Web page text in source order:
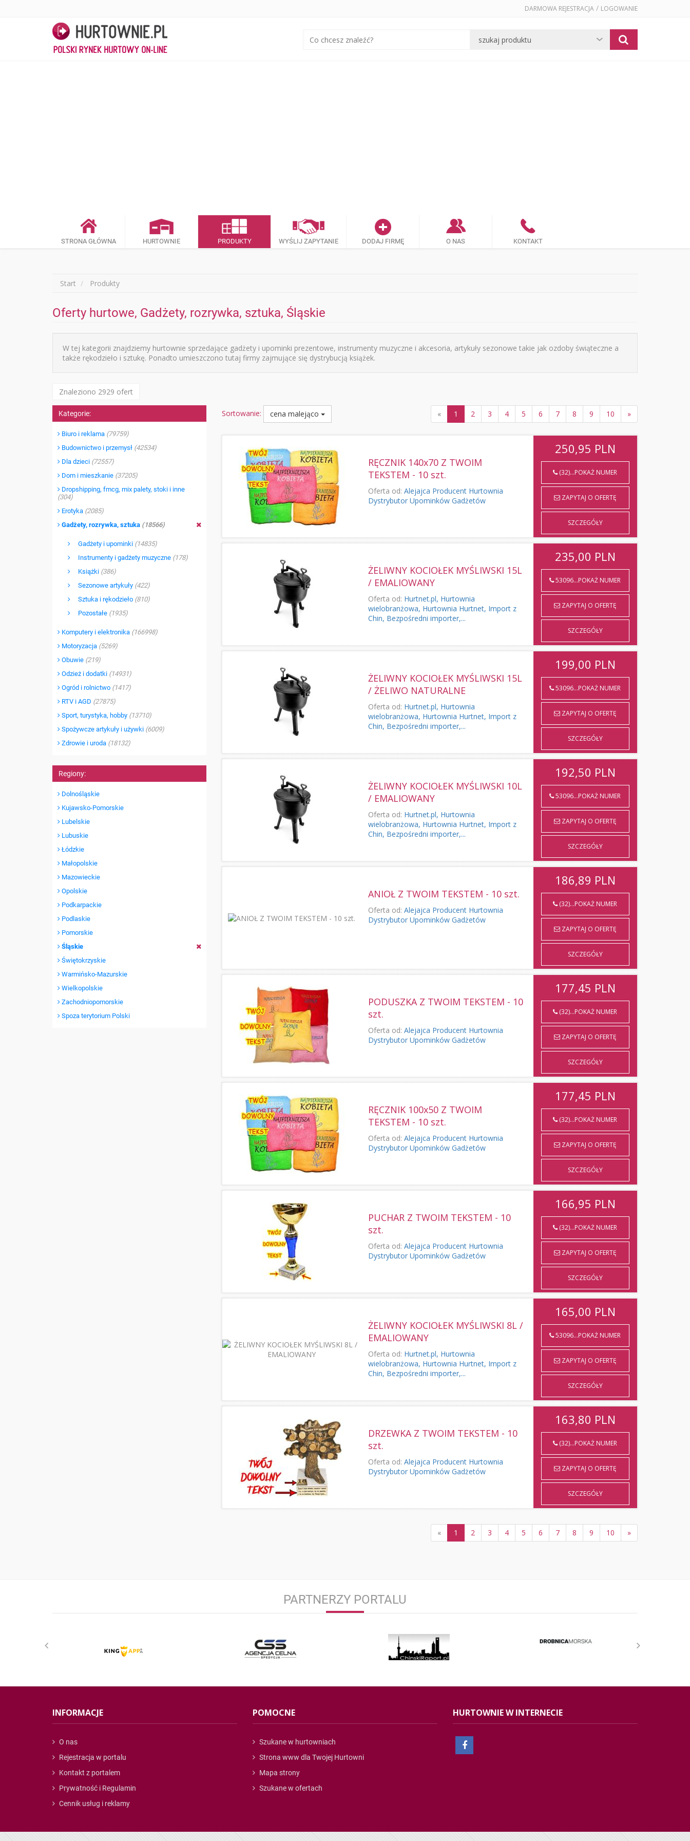
DARMOWA REJESTRACJA / LOGOWANIE
STRONA GŁÓWNA HURTOWNIE PRODUKTY WYŚLIJ ZAPYTANIE DODAJ FIRMĘ O NAS KONTAKT
Start Produkty
Oferty hurtowe, Gadżety, rozrywka, sztuka, Śląskie
W tej kategorii znajdziemy hurtownie sprzedające gadżety i upominki prezentowe, instrumenty muzyczne i akcesoria, artykuły sezonowe takie jak ozdoby świąteczne a
także rękodzieło i sztukę. Ponadto umieszczono tutaj firmy zajmujące się dystrybucją książek.
Znaleziono 2929 ofert
Kategorie:
Biuro i reklama (79759)
Budownictwo i przemysł (42534)
Dla dzieci (72557)
Dom i mieszkanie (37205)
Dropshipping, fmcg, mix palety, stoki i inne
(304)
Erotyka (2085)
Gadżety, rozrywka, sztuka (18566)
Gadżety i upominki (14835)
Instrumenty i gadżety muzyczne (178)
Książki (386)
Sezonowe artykuły (422)
Sztuka i rękodzieło (810)
Pozostałe (1935)
Komputery i elektronika (166998)
Motoryzacja (5269)
Obuwie (219)
Odzież i dodatki (14931)
Ogród i rolnictwo (1417)
RTV i AGD (27875)
Sport, turystyka, hobby (13710)
Spożywcze artykuły i używki (6009)
Zdrowie i uroda (18132)
Regiony:
Dolnośląskie
Kujawsko-Pomorskie
Lubelskie
Lubuskie
Łódzkie
Małopolskie
Mazowieckie
Opolskie
Podkarpackie
Podlaskie
Pomorskie
Śląskie
Świętokrzyskie
Warmińsko-Mazurskie
Wielkopolskie
Zachodniopomorskie
Spoza terytorium Polski
« 1 2 3 4 5 6 7 8 9 10 »
Sortowanie: cena malejąco
RĘCZNIK 140x70 Z TWOIM
TEKSTEM - 10 szt.
Oferta od:Alejajca Producent Hurtownia
Dystrybutor Upominków Gadżetów
250,95 PLN
(32)...POKAŻ NUMER
ZAPYTAJ O OFERTĘ
SZCZEGÓŁY
ŻELIWNY KOCIOŁEK MYŚLIWSKI 15L
/ EMALIOWANY
Oferta od: Hurtnet.pl, Hurtownia
wielobranżowa, Hurtownia Hurtnet, Import z
Chin, Bezpośredni importer,...
235,00 PLN
53096...POKAŻ NUMER
ZAPYTAJ O OFERTĘ
SZCZEGÓŁY
ŻELIWNY KOCIOŁEK MYŚLIWSKI 15L
/ ŻELIWO NATURALNE
Oferta od: Hurtnet.pl, Hurtownia
wielobranżowa, Hurtownia Hurtnet, Import z
Chin, Bezpośredni importer,...
199,00 PLN
53096...POKAŻ NUMER
ZAPYTAJ O OFERTĘ
SZCZEGÓŁY
ŻELIWNY KOCIOŁEK MYŚLIWSKI 10L
/ EMALIOWANY
Oferta od: Hurtnet.pl, Hurtownia
wielobranżowa, Hurtownia Hurtnet, Import z
Chin, Bezpośredni importer,...
192,50 PLN
53096...POKAŻ NUMER
ZAPYTAJ O OFERTĘ
SZCZEGÓŁY
ANIOŁ Z TWOIM TEKSTEM - 10 szt.
Oferta od:Alejajca Producent Hurtownia
Dystrybutor Upominków Gadżetów
186,89 PLN
(32)...POKAŻ NUMER
ZAPYTAJ O OFERTĘ
SZCZEGÓŁY
PODUSZKA Z TWOIM TEKSTEM - 10
szt.
Oferta od:Alejajca Producent Hurtownia
Dystrybutor Upominków Gadżetów
177,45 PLN
(32)...POKAŻ NUMER
ZAPYTAJ O OFERTĘ
SZCZEGÓŁY
RĘCZNIK 100x50 Z TWOIM
TEKSTEM - 10 szt.
Oferta od:Alejajca Producent Hurtownia
Dystrybutor Upominków Gadżetów
177,45 PLN
(32)...POKAŻ NUMER
ZAPYTAJ O OFERTĘ
SZCZEGÓŁY
PUCHAR Z TWOIM TEKSTEM - 10
szt.
Oferta od:Alejajca Producent Hurtownia
Dystrybutor Upominków Gadżetów
166,95 PLN
(32)...POKAŻ NUMER
ZAPYTAJ O OFERTĘ
SZCZEGÓŁY
ŻELIWNY KOCIOŁEK MYŚLIWSKI 8L /
EMALIOWANY
Oferta od: Hurtnet.pl, Hurtownia
wielobranżowa, Hurtownia Hurtnet, Import z
Chin, Bezpośredni importer,...
165,00 PLN
53096...POKAŻ NUMER
ZAPYTAJ O OFERTĘ
SZCZEGÓŁY
DRZEWKA Z TWOIM TEKSTEM - 10
szt.
Oferta od:Alejajca Producent Hurtownia
Dystrybutor Upominków Gadżetów
163,80 PLN
(32)...POKAŻ NUMER
ZAPYTAJ O OFERTĘ
SZCZEGÓŁY
« 1 2 3 4 5 6 7 8 9 10 »
PARTNERZY PORTALU
INFORMACJE
O nas
Rejestracja w portalu
Kontakt z portalem
Prywatność i Regulamin
Cennik usług i reklamy
POMOCNE
Szukane w hurtowniach
Strona www dla Twojej Hurtowni
Mapa strony
Szukane w ofertach
HURTOWNIE W INTERNECIE